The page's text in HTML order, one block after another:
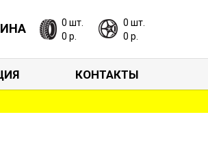
0 шт.
0 р.
0 шт.
0 р.
КОНТАКТЫ